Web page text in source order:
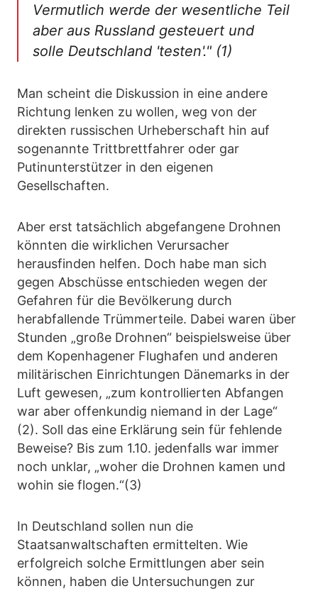
Vermutlich werde der wesentliche Teil
aber aus Russland gesteuert und
solle Deutschland 'testen'." (1)
Man scheint die Diskussion in eine andere
Richtung lenken zu wollen, weg von der
direkten russischen Urheberschaft hin auf
sogenannte Trittbrettfahrer oder gar
Putinunterstützer in den eigenen
Gesellschaften.
Aber erst tatsächlich abgefangene Drohnen
könnten die wirklichen Verursacher
herausfinden helfen. Doch habe man sich
gegen Abschüsse entschieden wegen der
Gefahren für die Bevölkerung durch
herabfallende Trümmerteile. Dabei waren über
Stunden „große Drohnen“ beispielsweise über
dem Kopenhagener Flughafen und anderen
militärischen Einrichtungen Dänemarks in der
Luft gewesen, „zum kontrollierten Abfangen
war aber offenkundig niemand in der Lage“
(2). Soll das eine Erklärung sein für fehlende
Beweise? Bis zum 1.10. jedenfalls war immer
noch unklar, „woher die Drohnen kamen und
wohin sie flogen.“(3)
In Deutschland sollen nun die
Staatsanwaltschaften ermittelten. Wie
erfolgreich solche Ermittlungen aber sein
können, haben die Untersuchungen zur